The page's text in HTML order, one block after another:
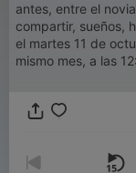
antes, entre el
compartir, sueños, historias y
el martes 11 de
mismo mes, a las
Parroquia de San
de matrimonio en
para la pareja, les